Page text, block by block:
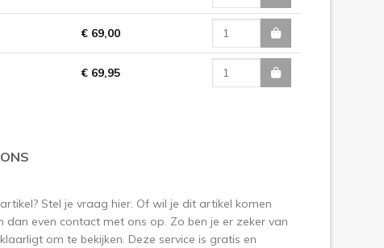
€ 69,00
€ 69,95
Stel je vraag hier. Of wil je dit artikel komen
dan even contact met ons op. Zo ben je er zeker van
om te bekijken. Deze service is gratis en